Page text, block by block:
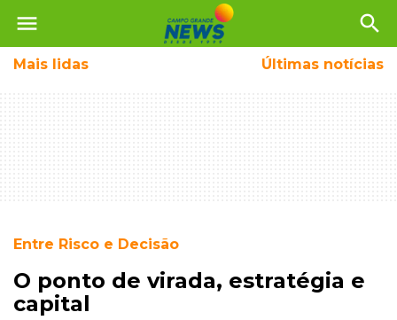
menu search
Mais lidas Últimas notícias
Entre Risco e Decisão
O ponto de virada, estratégia e
capital